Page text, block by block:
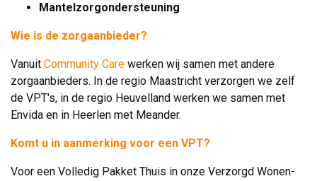
Mantelzorgondersteuning
Wie is de zorgaanbieder?
Vanuit Community Care werken wij samen met andere
zorgaanbieders. In de regio Maastricht verzorgen we zelf
de VPT's, in de regio Heuvelland werken we samen met
Envida en in Heerlen met Meander.
Komt u in aanmerking voor een VPT?
Voor een Volledig Pakket Thuis in onze Verzorgd Wonen-